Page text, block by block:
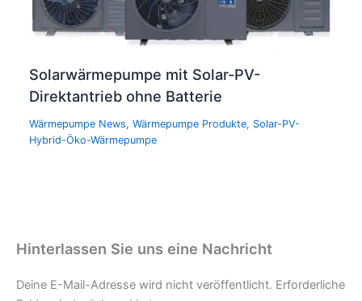
Solarwärmepumpe mit Solar-PV-
Direktantrieb ohne Batterie
Wärmepumpe News,Wärmepumpe Produkte, Solar-PV-
Hybrid-Öko-Wärmepumpe
Hinterlassen Sie uns eine Nachricht
Deine E-Mail-Adresse wird nicht veröffentlicht. Erforderliche